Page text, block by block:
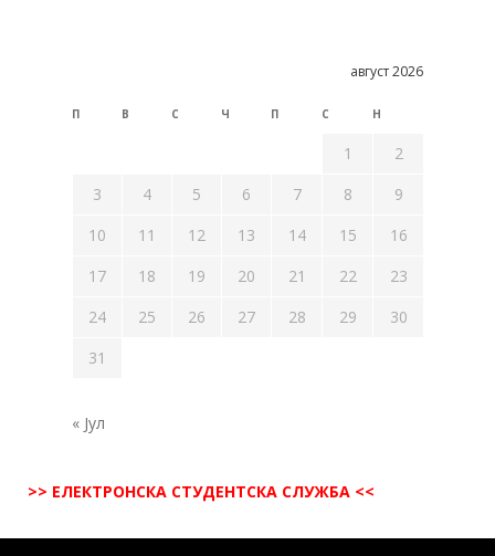
август 2026
П В С Ч П С Н
1
2
3
4 5 6 7 8
9
10
11 12 13 14 15
16
17
18 19 20 21 22
23
24
25 26 27 28 29
30
31
« Јул
>> ЕЛЕКТРОНСКА СТУДЕНТСКА СЛУЖБА <<